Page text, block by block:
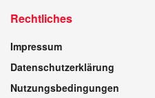
Rechtliches
Impressum
Datenschutzerklärung
Nutzungsbedingungen